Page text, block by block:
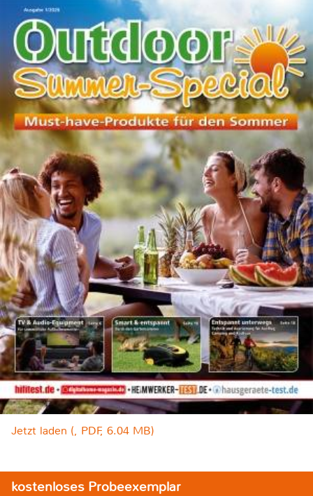
Jetzt laden (, PDF, 6.04 MB)
kostenloses Probeexemplar